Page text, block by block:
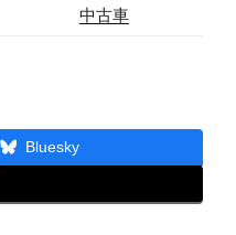
中古車
Bluesky